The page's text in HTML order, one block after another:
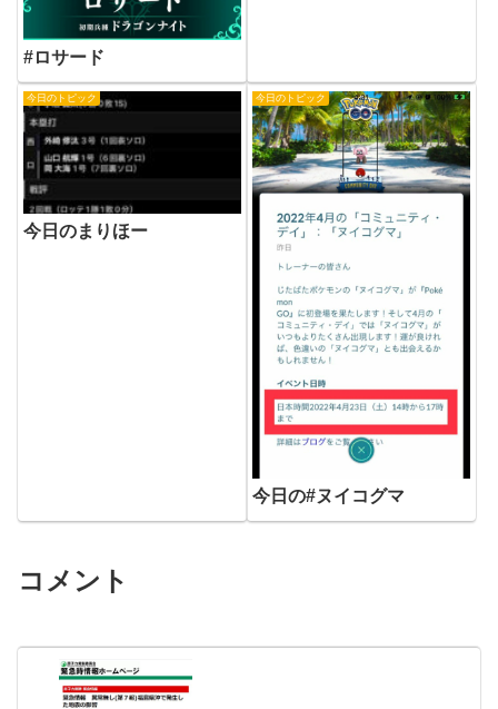
#ロサード
今日のトピック
今日のまりほー
今日のトピック
今日の#ヌイコグマ
コメント